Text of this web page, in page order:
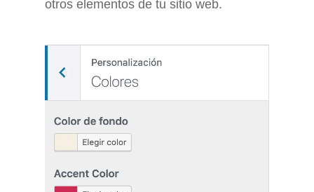
otros elementos de tu sitio web.